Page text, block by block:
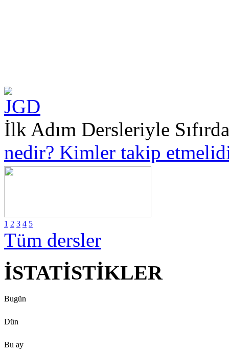
İlk Adım Dersleriyle
nedir? Kimler takip
1 2 3 4 5
Tüm dersler
İSTATİSTİKLER
Bugün
Dün
Bu ay